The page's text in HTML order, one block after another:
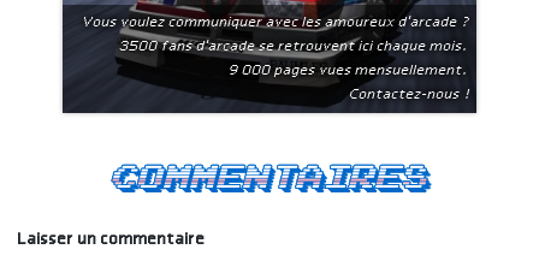
Vous voulez communiquer avec les amoureux d'arcade ?
3500 fans d'arcade se retrouvent ici chaque mois.
9 000 pages vues mensuellement.
Contactez-nous !
Commentaires
Laisser un commentaire